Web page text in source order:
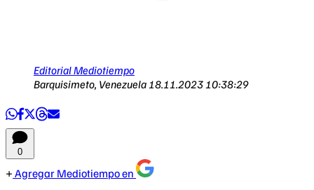
Editorial Mediotiempo
Barquisimeto, Venezuela 18.11.2023 10:38:29
0
Agregar Mediotiempo en